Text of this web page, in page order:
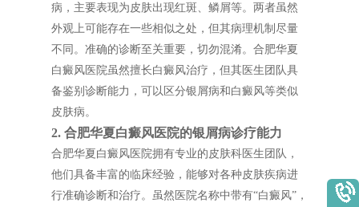
病，主要表现为皮肤出现红斑、鳞屑等。两者虽然
外观上可能存在一些相似之处，但其病理机制尽量
不同。准确的诊断至关重要，切勿混淆。合肥华夏
白癜风医院虽然擅长白癜风治疗，但其医生团队具
备鉴别诊断能力，可以区分银屑病和白癜风等类似
皮肤病。
2. 合肥华夏白癜风医院的银屑病诊疗能力
合肥华夏白癜风医院拥有专业的皮肤科医生团队，
他们具备丰富的临床经验，能够对各种皮肤疾病进
行准确诊断和治疗。虽然医院名称中带有“白癜风”，